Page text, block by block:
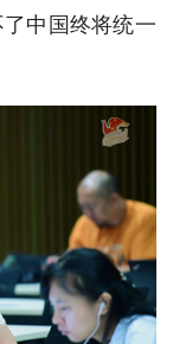
中国终将统一